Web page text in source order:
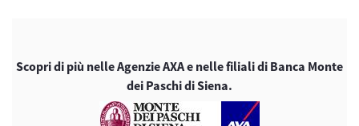
Scopri di più nelle Agenzie AXA e nelle filiali di Banca Monte
dei Paschi di Siena.